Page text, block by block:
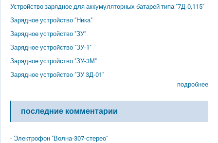
Устройство зарядное для аккумуляторных батарей типа "7Д-0,115"
Зарядное устройство "Ника"
Зарядное устройство "ЗУ"
Зарядное устройство "ЗУ-1"
Зарядное устройство "ЗУ-3М"
Зарядное устройство "ЗУ 3Д-01"
подробнее
последние комментарии
- Электрофон "Волна-307-стерео"